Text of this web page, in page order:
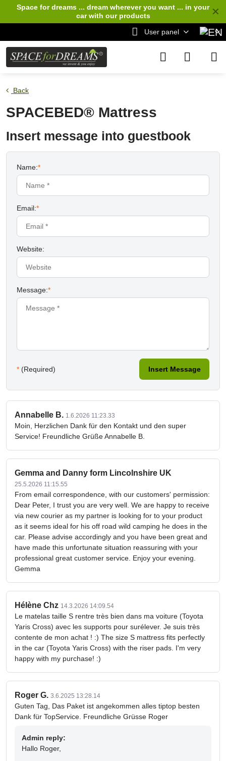
✕
Space for dreams ... dream wherever you want ... in your
carwith our products
User panel
Back
SPACEBED® Mattress
Insert message into guestbook
Name:*
Email:*
Website:
Message:*
* (Required) Insert Message
Annabelle B. 1.6.2026 11:23.33
Moin, Herzlichen Dank für den Kontakt und den super
Service! Freundliche Grüße Annabelle B.
Gemma and Danny form Lincolnshire UK
25.5.2026 11:15.55
From email correspondence, with our customers' permission:
Dear Peter, I trust you are very well. We are happy to receive
via new courier as my partner is looking for to your product
as it seems ideal for his off road wild camping he does in the
car. Please advise accordingly and you have been great and
have made this unfortunate situation reassuring with your
professional great customer service. Enjoy your evening.
Gemma
Hélène Chz 14.3.2026 14:09.54
Le matelas taille S rentre très bien dans ma voiture (Toyota
Yaris Cross) avec les supports pour surélever. Je suis très
contente de mon achat ! :) The size S mattress fits perfectly
in the car (Toyota Yaris Cross) with the riser pads. I'm very
happy with my purchase! :)
Roger G. 3.6.2025 13:28.14
Guten Tag, Das Paket ist angekommen alles tiptop besten
Dank für TopService. Freundliche Grüsse Roger
Admin reply:
Hallo Roger,